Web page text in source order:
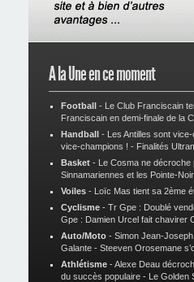
A la Une en ce moment
Football - Le Club Franciscain
Franciscain en demi-finale de la
Handball - Les Antilles sont
vice-champions ! - Finalités
Basket - Le Cosma ne décroche
Sinnamariennes et les Pointe-
Voiles - Loïc Mas tient sa 2ème
Cyclisme - Tr Gpe : Doublé
Gpe : Damien Urcel fait chavirer
Auto/Moto - Simon Jean-
Galante - Steeven Orosemane
Athlétisme -Alexe Deau
du succès populaire - Le Golden